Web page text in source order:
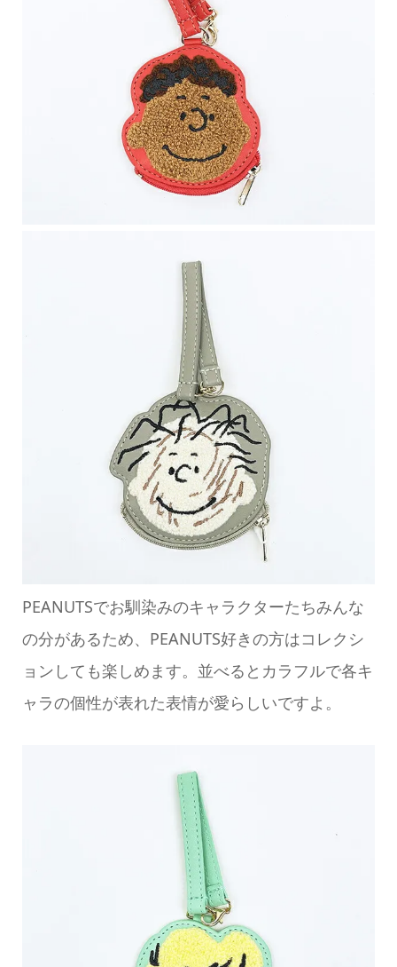
PEANUTSでお馴染みのキャラクターたちみんな
の分があるため、PEANUTS好きの方はコレクシ
ョンしても楽しめます。並べるとカラフルで各キ
ャラの個性が表れた表情が愛らしいですよ。